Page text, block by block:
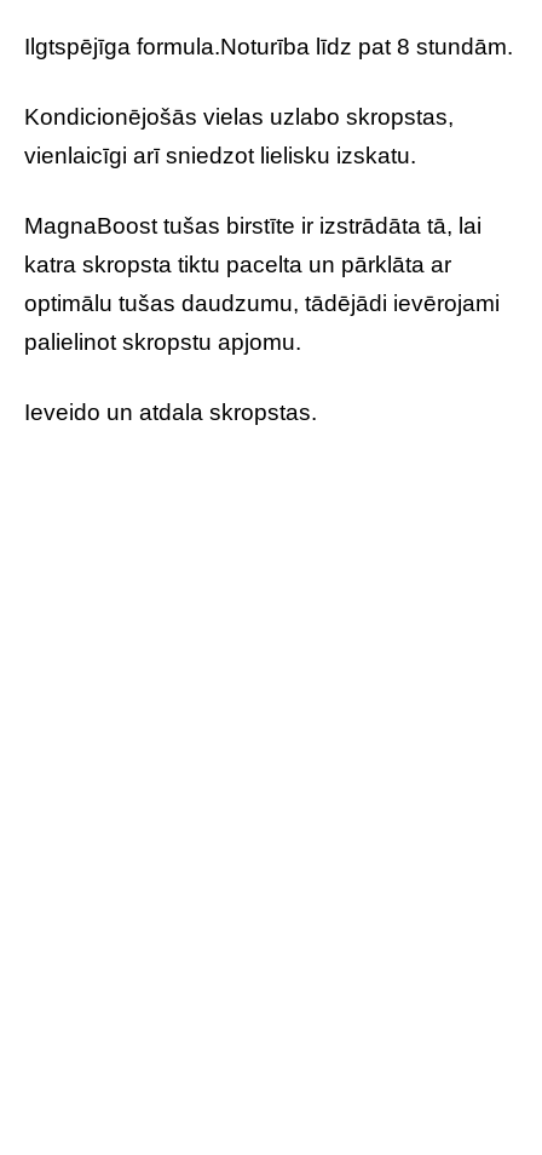
Ilgtspējīga formula.Noturība līdz pat 8 stundām.
Kondicionējošās vielas uzlabo skropstas,
vienlaicīgi arī sniedzot lielisku izskatu.
MagnaBoost tušas birstīte ir izstrādāta tā, lai
katra skropsta tiktu pacelta un pārklāta ar
optimālu tušas daudzumu, tādējādi ievērojami
palielinot skropstu apjomu.
Ieveido un atdala skropstas.